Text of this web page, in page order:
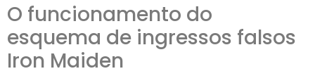
O funcionamento do
esquema de ingressos falsos
Iron Maiden